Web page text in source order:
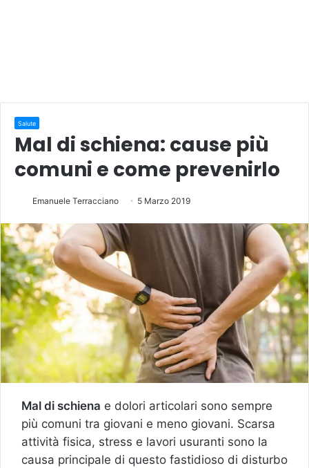
Salute
Mal di schiena: cause più
comuni e come prevenirlo
Emanuele Terracciano 5 Marzo 2019
Mal di schiena e dolori articolari sono sempre
più comuni tra giovani e meno giovani. Scarsa
attività fisica, stress e lavori usuranti sono la
causa principale di questo fastidioso di disturbo